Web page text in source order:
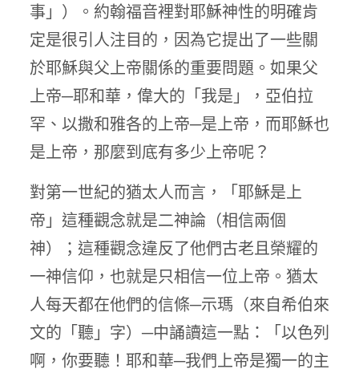
事」）。約翰福音裡對耶穌神性的明確肯
定是很引人注目的，因為它提出了一些關
於耶穌與父上帝關係的重要問題。如果父
上帝─耶和華，偉大的「我是」，亞伯拉
罕、以撒和雅各的上帝─是上帝，而耶穌也
是上帝，那麼到底有多少上帝呢？
對第一世紀的猶太人而言，「耶穌是上
帝」這種觀念就是二神論（相信兩個
神）；這種觀念違反了他們古老且榮耀的
一神信仰，也就是只相信一位上帝。猶太
人每天都在他們的信條─示瑪（來自希伯來
文的「聽」字）─中誦讀這一點：「以色列
啊，你要聽！耶和華─我們上帝是獨一的主